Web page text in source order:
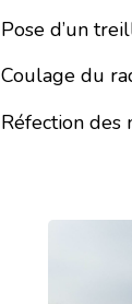
Pose d’un
Coulage du
Réfection des